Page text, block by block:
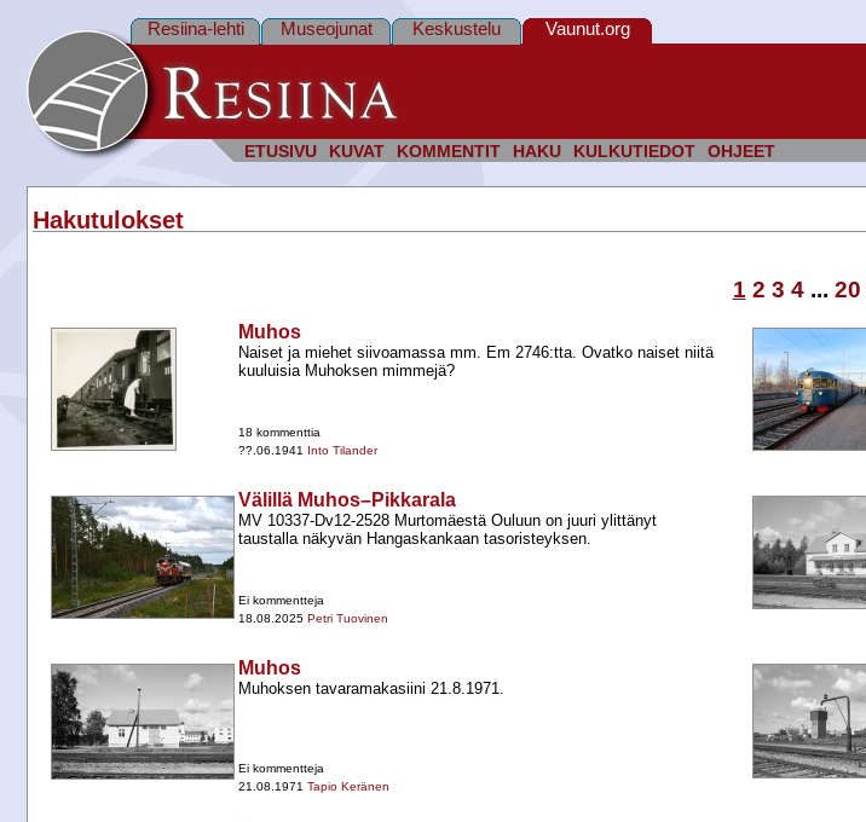
ETUSIVU KUVAT KOMMENTIT HAKU KULKUTIEDOT OHJEET
Resiina-lehti Museojunat Keskustelu Vaunut.org
Hakutulokset
1 2 3 4... 20
Muhos
Naiset ja miehet siivoamassa mm. Em 2746:tta. Ovatko naiset niitä
kuuluisia Muhoksen mimmejä?
18 kommenttia
??.06.1941 Into Tilander
Välillä Muhos–Pikkarala
MV 10337-​Dv12-​2528 Murtomäestä Ouluun on juuri ylittänyt
taustalla näkyvän Hangaskankaan tasoristeyksen.
Ei kommentteja
18.08.2025 Petri Tuovinen
Muhos
Muhoksen tavaramakasiini 21.8.1971.
Ei kommentteja
21.08.1971 Tapio Keränen